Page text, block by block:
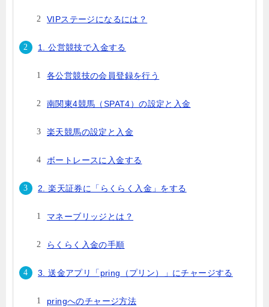
VIPステージになるには？
1. 公営競技で入金する
各公営競技の会員登録を行う
南関東4競馬（SPAT4）の設定と入金
楽天競馬の設定と入金
ボートレースに入金する
2. 楽天証券に「らくらく入金」をする
マネーブリッジとは？
らくらく入金の手順
3. 送金アプリ「pring（プリン）」にチャージする
pringへのチャージ方法